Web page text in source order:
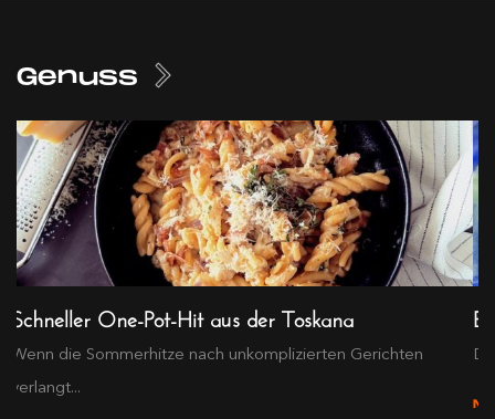
Genuss
Schneller One-Pot-Hit aus der Toskana
Wenn die Sommerhitze nach unkomplizierten Gerichten
verlangt...